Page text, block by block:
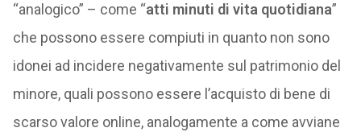
“analogico” – come “atti minuti di vita quotidiana”
che possono essere compiuti in quanto non sono
idonei ad incidere negativamente sul patrimonio del
minore, quali possono essere l’acquisto di bene di
scarso valore online, analogamente a come avviane